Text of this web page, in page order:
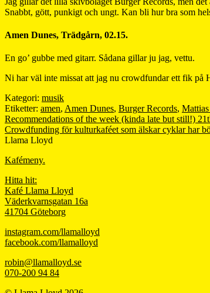
Snabbt, gött, punkigt och ungt. Kan bli hur bra som
Amen Dunes, Trädgårn, 02.15.
En go’ gubbe med gitarr. Sådana gillar ju jag, vettu.
Ni har väl inte missat att jag nu crowdfundar ett fik på
Kategori: musik
Etiketter: amen, Amen Dunes, Burger Records,
Inläggsnavigering
Föregående
inlägg:
Recommendations of the week (kinda late but still!)
Nästa
inlägg:
Crowdfunding för kulturkaféet som älskar cyklar har
Llama Lloyd
Kafémeny.
Hitta hit:
Kafé Llama Lloyd
Väderkvarnsgatan 16a
41704 Göteborg
instagram.com/llamalloyd
facebook.com/llamalloyd
robin@llamalloyd.se
070-200 94 84